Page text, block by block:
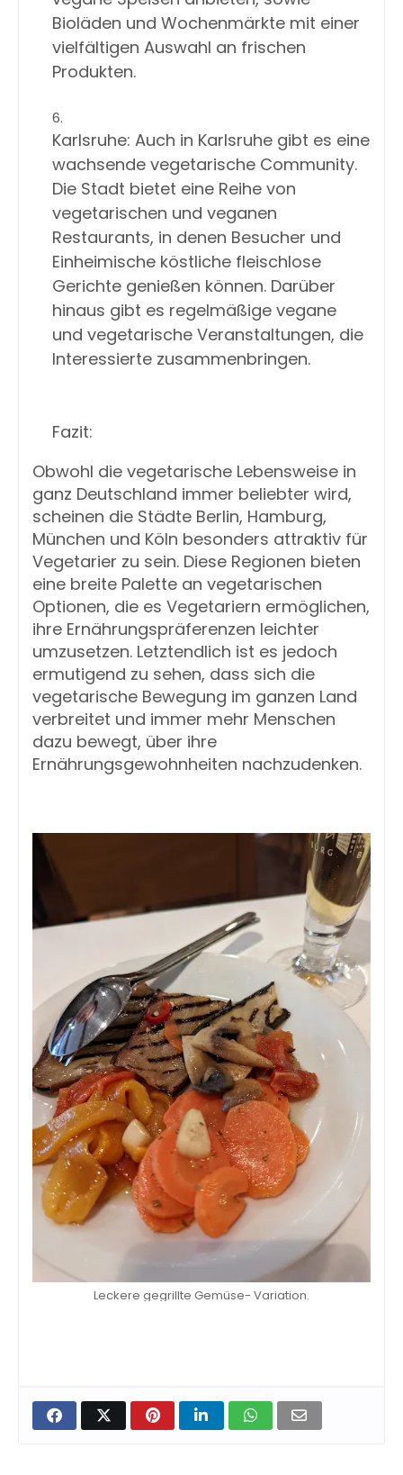
Bioläden und Wochenmärkte mit einer
vielfältigen Auswahl an frischen
Produkten.
Karlsruhe: Auch in Karlsruhe gibt es eine
wachsende vegetarische Community.
Die Stadt bietet eine Reihe von
vegetarischen und veganen
Restaurants, in denen Besucher und
Einheimische köstliche fleischlose
Gerichte genießen können. Darüber
hinaus gibt es regelmäßige vegane
und vegetarische Veranstaltungen, die
Interessierte zusammenbringen.
Obwohl die vegetarische Lebensweise in
ganz Deutschland immer beliebter wird,
scheinen die Städte Berlin, Hamburg,
München und Köln besonders attraktiv für
Vegetarier zu sein. Diese Regionen bieten
eine breite Palette an vegetarischen
Optionen, die es Vegetariern ermöglichen,
ihre Ernährungspräferenzen leichter
umzusetzen. Letztendlich ist es jedoch
ermutigend zu sehen, dass sich die
vegetarische Bewegung im ganzen Land
verbreitet und immer mehr Menschen
dazu bewegt, über ihre
Ernährungsgewohnheiten nachzudenken.
Leckere gegrillte Gemüse- Variation.